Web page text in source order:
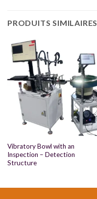
PRODUITS SIMILAIRES
Vibratory Bowl with an
Inspection – Detection
Structure